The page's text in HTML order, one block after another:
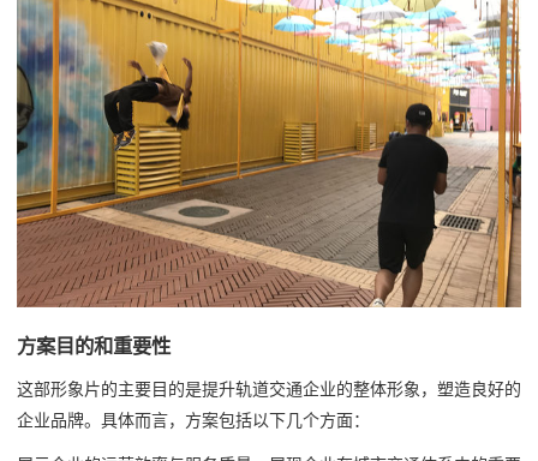
方案目的和重要性
这部形象片的主要目的是提升轨道交通企业的整体形象，塑造良好的
企业品牌。具体而言，方案包括以下几个方面：